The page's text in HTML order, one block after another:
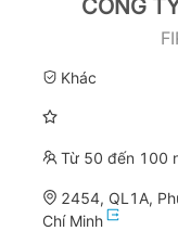
CÔNG
Khác
Từ 50 đến 100
2454, QL1A,
Chí Minh